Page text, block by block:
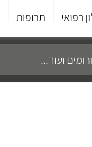
רפואי תרופות